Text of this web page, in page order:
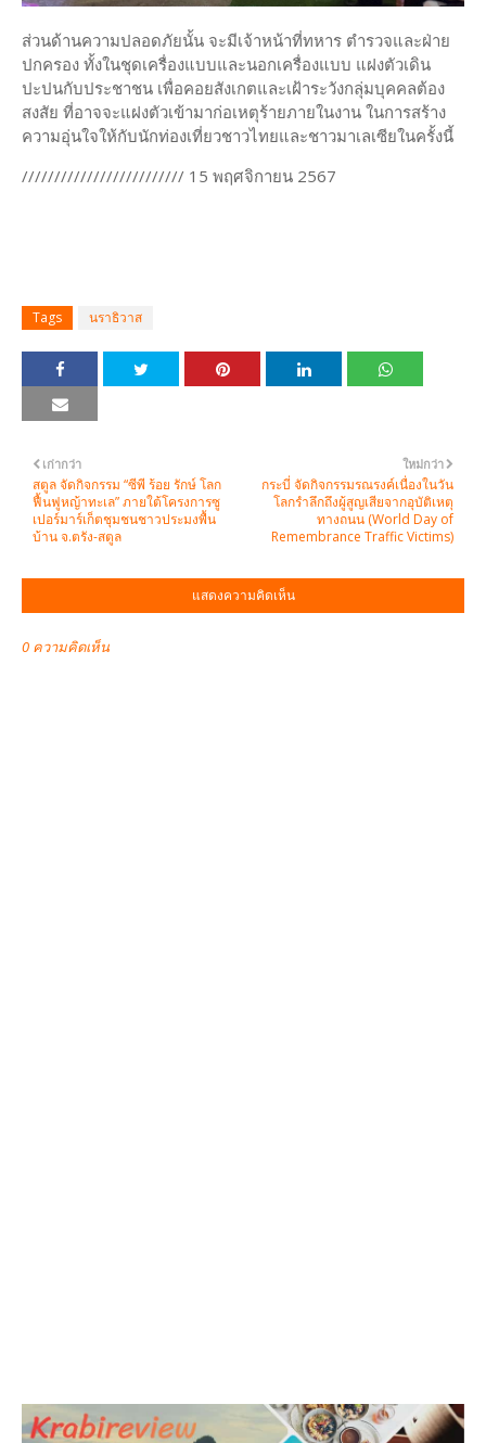
ส่วนด้านความปลอดภัยนั้น จะมีเจ้าหน้าที่ทหาร ตำรวจและฝ่าย
ปกครอง ทั้งในชุดเครื่องแบบและนอกเครื่องแบบ แฝงตัวเดิน
ปะปนกับประชาชน เพื่อคอยสังเกตและเฝ้าระวังกลุ่มบุคคลต้อง
สงสัย ที่อาจจะแฝงตัวเข้ามาก่อเหตุร้ายภายในงาน ในการสร้าง
ความอุ่นใจให้กับนักท่องเที่ยวชาวไทยและชาวมาเลเซียในครั้งนี้
///////////////////////// 15 พฤศจิกายน 2567
Tags นราธิวาส
ใหม่กว่า
กระบี่ จัดกิจกรรมรณรงค์เนื่องในวัน
โลกรำลึกถึงผู้สูญเสียจากอุบัติเหตุ
ทางถนน (World Day of
Remembrance Traffic Victims)
เก่ากว่า
สตูล จัดกิจกรรม “ซีพี ร้อย รักษ์ โลก
ฟื้นฟูหญ้าทะเล” ภายใต้โครงการซู
เปอร์มาร์เก็ตชุมชนชาวประมงพื้น
บ้าน จ.ตรัง-สตูล
แสดงความคิดเห็น
0 ความคิดเห็น